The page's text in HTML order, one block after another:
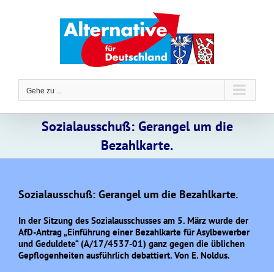
Gehe zu ...
Sozialausschuß: Gerangel um die
Bezahlkarte.
Sozialausschuß: Gerangel um die Bezahlkarte.
In der Sitzung des Sozialausschusses am 5. März wurde der
AfD-Antrag „Einführung einer Bezahlkarte für Asylbewerber
und Geduldete“ (A/17/4537-01) ganz gegen die üblichen
Gepflogenheiten ausführlich debattiert. Von E. Noldus.